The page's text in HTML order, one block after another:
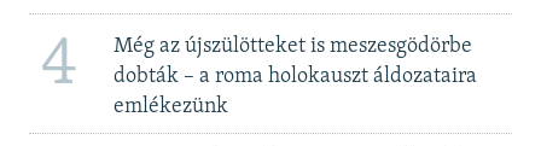
4
Még az újszülötteket is meszesgödörbe
dobták – a roma holokauszt áldozataira
emlékezünk